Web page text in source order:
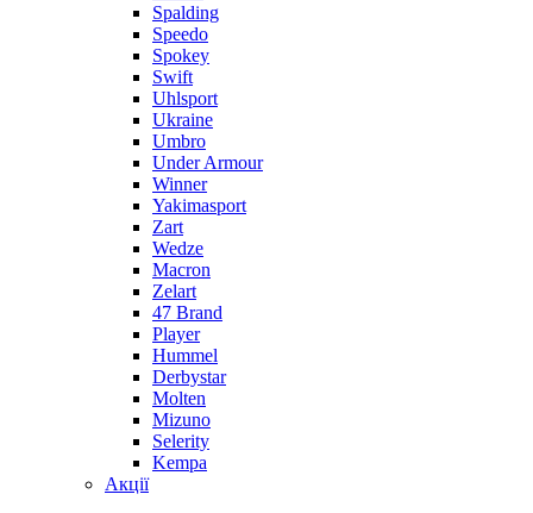
Spalding
Speedo
Spokey
Swift
Uhlsport
Ukraine
Umbro
Under Armour
Winner
Yakimasport
Zart
Wedze
Macron
Zelart
47 Brand
Player
Hummel
Derbystar
Molten
Mizuno
Selerity
Kempa
Акції